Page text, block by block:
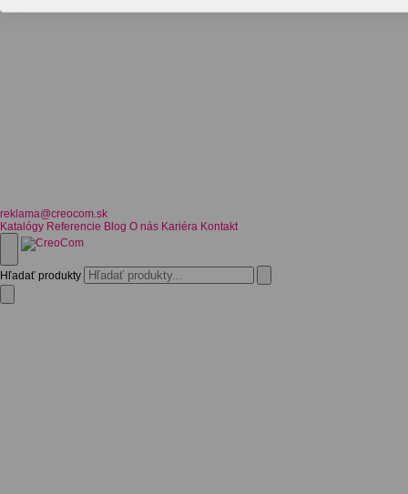
reklama@creocom.sk
Katalógy Referencie Blog O nás Kariéra Kontakt
Hľadať produkty